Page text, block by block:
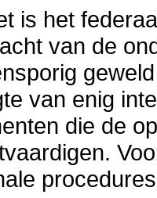
is het
van de
van enig
die de